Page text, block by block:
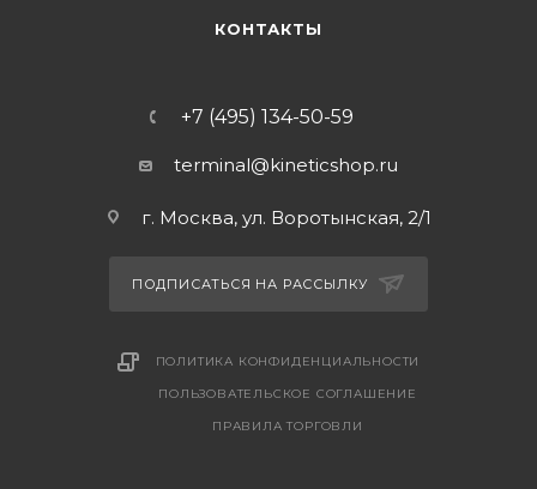
КОНТАКТЫ
+7 (495) 134-50-59
terminal@kineticshop.ru
г. Москва, ул. Воротынская, 2/1
ПОДПИСАТЬСЯ НА РАССЫЛКУ
ПОЛИТИКА КОНФИДЕНЦИАЛЬНОСТИ
ПОЛЬЗОВАТЕЛЬСКОЕ СОГЛАШЕНИЕ
ПРАВИЛА ТОРГОВЛИ